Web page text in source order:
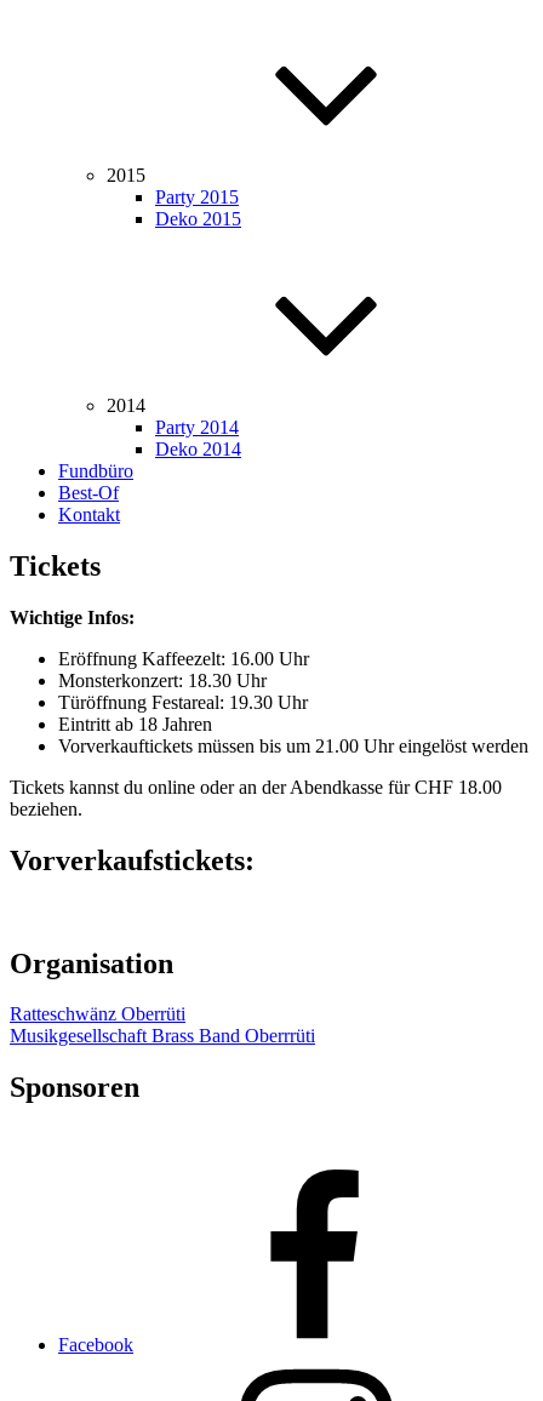
2015
Party 2015
Deko 2015
2014
Party 2014
Deko 2014
Fundbüro
Best-Of
Kontakt
Tickets
Wichtige Infos:
Eröffnung Kaffeezelt: 16.00 Uhr
Monsterkonzert: 18.30 Uhr
Türöffnung Festareal: 19.30 Uhr
Eintritt ab 18 Jahren
Vorverkauftickets müssen bis um 21.00 Uhr eingelöst werden
Tickets kannst du online oder an der Abendkasse für CHF 18.00
beziehen.
Vorverkaufstickets:
Organisation
Ratteschwänz Oberrüti
Musikgesellschaft Brass Band Oberrrüti
Sponsoren
Facebook